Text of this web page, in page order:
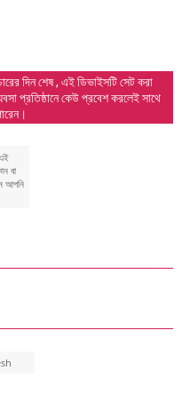
শেষ , এই ডিভাইসটি সেট করা
প্রতিষ্ঠানে কেউ প্রবেশ করলেই সাথে
বা
আপনি